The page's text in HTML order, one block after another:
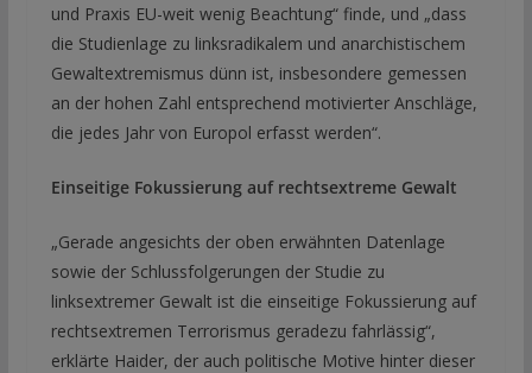
und Praxis EU-weit wenig Beachtung“ finde, und „dass
die Studienlage zu linksradikalem und anarchistischem
Gewaltextremismus dünn ist, insbesondere gemessen
an der hohen Zahl entsprechend motivierter Anschläge,
die jedes Jahr von Europol erfasst werden“.
Einseitige Fokussierung auf rechtsextreme Gewalt
„Gerade angesichts der oben erwähnten Datenlage
sowie der Schlussfolgerungen der Studie zu
linksextremer Gewalt ist die einseitige Fokussierung auf
rechtsextremen Terrorismus geradezu fahrlässig“,
erklärte Haider, der auch politische Motive hinter dieser